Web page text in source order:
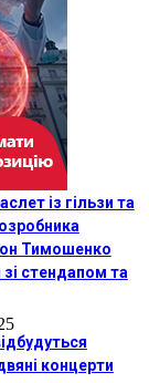
із гільзи та
Тимошенко
зі стендапом та
концерти